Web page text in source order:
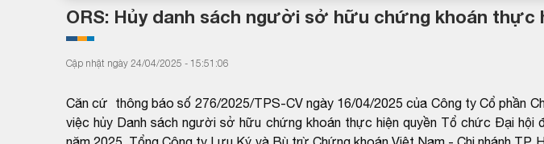
ORS: Hủy danh sách người sở hữu chứng khoán thực
Cập nhật ngày 24/04/2025 - 15:51:06
Căn cứ thông báo số 276/2025/TPS-CV ngày 16/04/2025 của Công ty Cổ phần
việc hủy Danh sách người sở hữu chứng khoán thực hiện quyền Tổ chức Đại hội